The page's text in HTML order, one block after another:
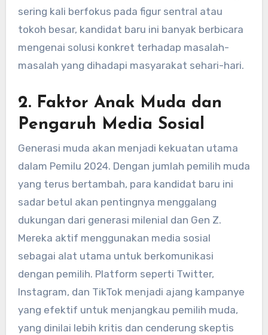
sering kali berfokus pada figur sentral atau
tokoh besar, kandidat baru ini banyak berbicara
mengenai solusi konkret terhadap masalah-
masalah yang dihadapi masyarakat sehari-hari.
2. Faktor Anak Muda dan
Pengaruh Media Sosial
Generasi muda akan menjadi kekuatan utama
dalam Pemilu 2024. Dengan jumlah pemilih muda
yang terus bertambah, para kandidat baru ini
sadar betul akan pentingnya menggalang
dukungan dari generasi milenial dan Gen Z.
Mereka aktif menggunakan media sosial
sebagai alat utama untuk berkomunikasi
dengan pemilih. Platform seperti Twitter,
Instagram, dan TikTok menjadi ajang kampanye
yang efektif untuk menjangkau pemilih muda,
yang dinilai lebih kritis dan cenderung skeptis